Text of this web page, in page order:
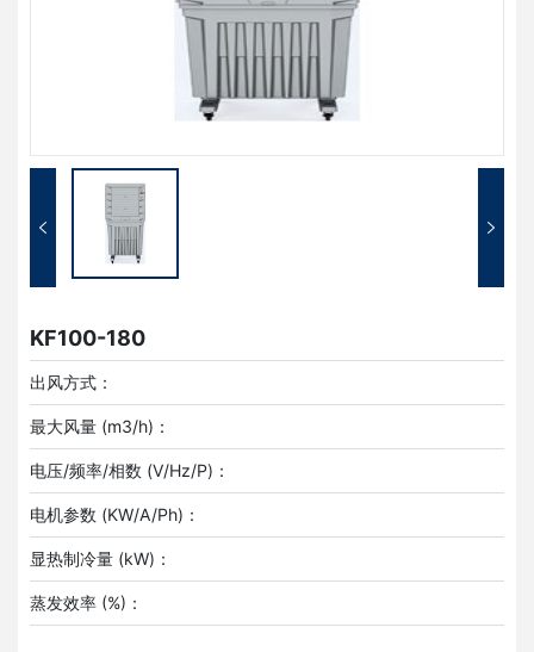
KF100-180
出风方式：
最大风量 (m3/h)：
电压/频率/相数 (V/Hz/P)：
电机参数 (KW/A/Ph)：
显热制冷量 (kW)：
蒸发效率 (%)：